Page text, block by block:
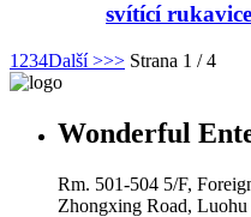
svítící rukavice
1 234Další >>> Strana 1 / 4
Wonderful
Rm. 501-504 5/F,
Zhongxing Road,